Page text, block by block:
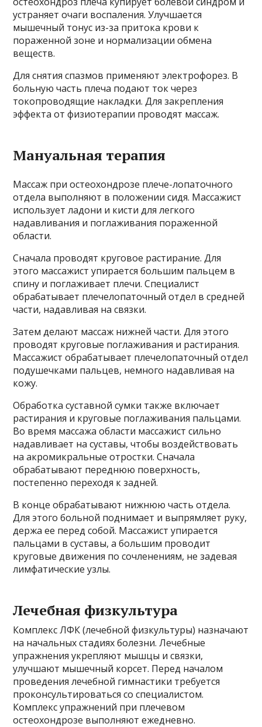
устраняет очаги воспаления. Улучшается
мышечный тонус из-за притока крови к
пораженной зоне и нормализации обмена
веществ.
Для снятия спазмов применяют электрофорез. В
больную часть плеча подают ток через
токопроводящие накладки. Для закрепления
эффекта от физиотерапии проводят массаж.
Мануальная терапия
Массаж при остеохондрозе плече-лопаточного
отдела выполняют в положении сидя. Массажист
использует ладони и кисти для легкого
надавливания и поглаживания пораженной
области.
Сначала проводят круговое растирание. Для
этого массажист упирается большим пальцем в
спину и поглаживает плечи. Специалист
обрабатывает плечелопаточный отдел в средней
части, надавливая на связки.
Затем делают массаж нижней части. Для этого
проводят круговые поглаживания и растирания.
Массажист обрабатывает плечелопаточный отдел
подушечками пальцев, немного надавливая на
кожу.
Обработка суставной сумки также включает
растирания и круговые поглаживания пальцами.
Во время массажа области массажист сильно
надавливает на суставы, чтобы воздействовать
на акромикральные отростки. Сначала
обрабатывают переднюю поверхность,
постепенно переходя к задней.
В конце обрабатывают нижнюю часть отдела.
Для этого больной поднимает и выпрямляет руку,
держа ее перед собой. Массажист упирается
пальцами в суставы, а большим проводит
круговые движения по сочленениям, не задевая
лимфатические узлы.
Лечебная физкультура
Комплекс ЛФК (лечебной физкультуры) назначают
на начальных стадиях болезни. Лечебные
упражнения укрепляют мышцы и связки,
улучшают мышечный корсет. Перед началом
проведения лечебной гимнастики требуется
проконсультироваться со специалистом.
Комплекс упражнений при плечевом
остеохондрозе выполняют ежедневно.